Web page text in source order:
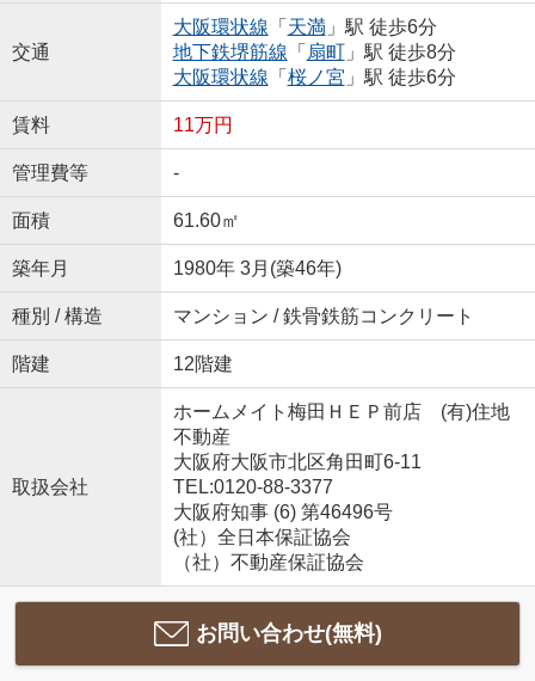
交通
大阪環状線 「 天満」駅 徒歩6分
地下鉄堺筋線 「 扇町」駅 徒歩8分
大阪環状線 「 桜ノ宮 」駅 徒歩6分
賃料 11万円
管理費等 -
面積 61.60㎡
築年月 1980年 3月(築46年)
種別 / 構造 マンション / 鉄骨鉄筋コンクリート
階建 12階建
取扱会社
ホームメイト梅田ＨＥＰ前店 (有)住地
不動産
大阪府大阪市北区角田町6-11
TEL:0120-88-3377
大阪府知事 (6) 第46496号
(社）全日本保証協会
（社）不動産保証協会
お問い合わせ(無料)